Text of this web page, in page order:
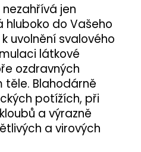
jen
hluboko do Vašeho
uvolnění svalového
látkové
ozdravných
těle. Blahodárně
potížích, při
a výrazně
a virových